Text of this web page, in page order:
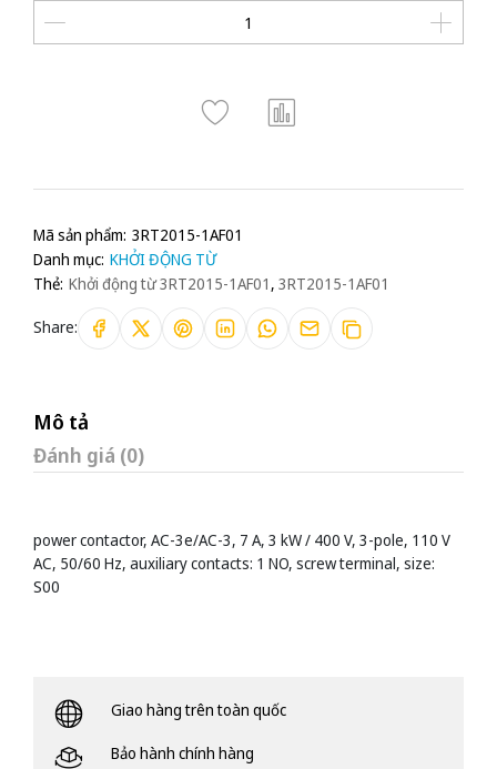
Mã sản phẩm: 3RT2015-1AF01
Danh mục: KHỞI ĐỘNG TỪ
Thẻ: Khởi động từ 3RT2015-1AF01 , 3RT2015-1AF01
Share:
Mô tả
Đánh giá (0)
power contactor, AC-3e/AC-3, 7 A, 3 kW / 400 V, 3-pole, 110 V
AC, 50/60 Hz, auxiliary contacts: 1 NO, screw terminal, size:
S00
Giao hàng trên toàn quốc
Bảo hành chính hàng